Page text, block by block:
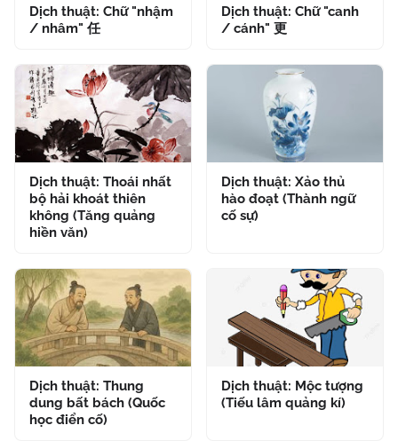
Dịch thuật: Chữ "nhậm
/ nhâm" 任
Dịch thuật: Chữ "canh
/ cánh" 更
Dịch thuật: Thoái nhất
bộ hải khoát thiên
không (Tăng quảng
hiền văn)
Dịch thuật: Xảo thủ
hào đoạt (Thành ngữ
cố sự)
Dịch thuật: Thung
dung bất bách (Quốc
học điển cố)
Dịch thuật: Mộc tượng
(Tiếu lâm quảng kí)